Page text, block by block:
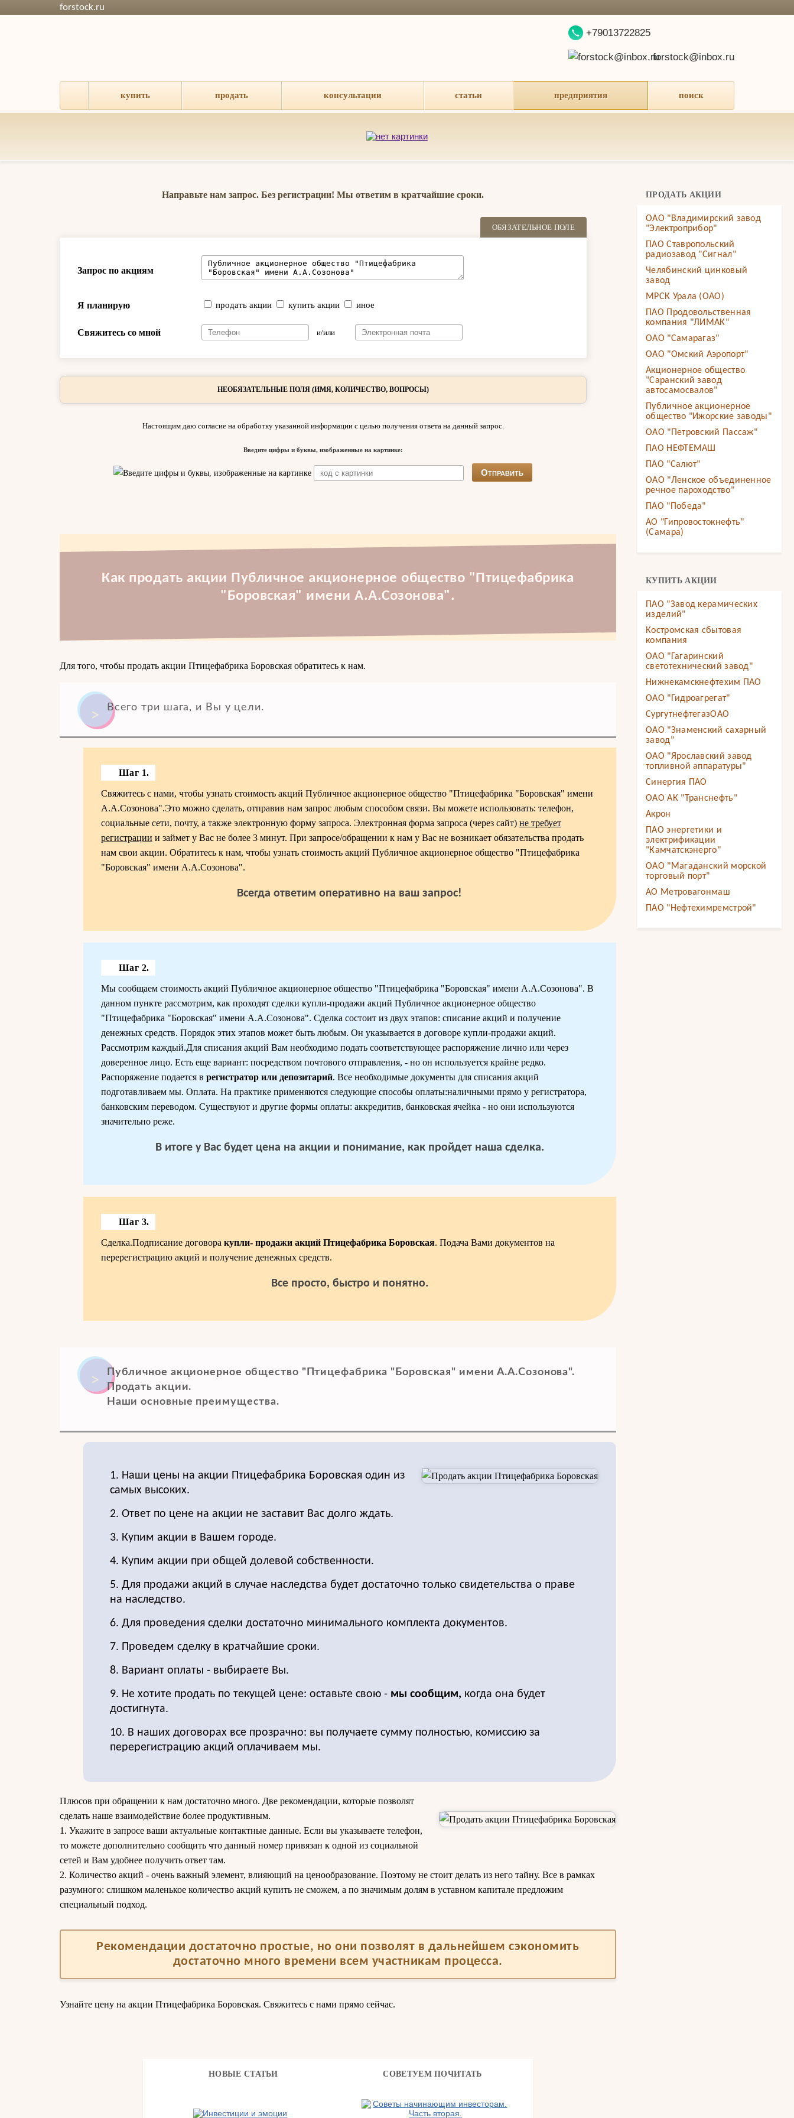
forstock.ru
+79013722825
forstock@inbox.ru
купить продать консультации статьи предприятия поиск
Направьте нам запрос. Без регистрации! Мы ответим в кратчайшие сроки.
ОБЯЗАТЕЛЬНОЕ ПОЛЕ
Запрос по акциям
Я планирую продать акции купить акции иное
Свяжитесь со мной и/или
НЕОБЯЗАТЕЛЬНЫЕ ПОЛЯ (ИМЯ, КОЛИЧЕСТВО, ВОПРОСЫ)
Настоящим даю согласие на обработку указанной информации с целью получения ответа на данный запрос.
Введите цифры и буквы, изображенные на картинке:
Как продать акции Публичное акционерное общество "Птицефабрика
"Боровская" имени А.А.Созонова".
Для того, чтобы продать акции Птицефабрика Боровская обратитесь к нам.
Всего три шага, и Вы у цели.
Шаг 1.
Свяжитесь с нами, чтобы узнать стоимость акций Публичное акционерное общество "Птицефабрика "Боровская" имени
А.А.Созонова".Это можно сделать, отправив нам запрос любым способом связи. Вы можете использовать: телефон,
социальные сети, почту, а также электронную форму запроса. Электронная форма запроса (через сайт) не требует
регистрации и займет у Вас не более 3 минут. При запросе/обращении к нам у Вас не возникает обязательства продать
нам свои акции. Обратитесь к нам, чтобы узнать стоимость акций Публичное акционерное общество "Птицефабрика
"Боровская" имени А.А.Созонова".
Всегда ответим оперативно на ваш запрос!
Шаг 2.
Мы сообщаем стоимость акций Публичное акционерное общество "Птицефабрика "Боровская" имени А.А.Созонова". В
данном пункте рассмотрим, как проходят сделки купли-продажи акций Публичное акционерное общество
"Птицефабрика "Боровская" имени А.А.Созонова". Сделка состоит из двух этапов: списание акций и получение
денежных средств. Порядок этих этапов может быть любым. Он указывается в договоре купли-продажи акций.
Рассмотрим каждый.Для списания акций Вам необходимо подать соответствующее распоряжение лично или через
доверенное лицо. Есть еще вариант: посредством почтового отправления, - но он используется крайне редко.
Распоряжение подается в регистратор или депозитарий. Все необходимые документы для списания акций
подготавливаем мы. Оплата. На практике применяются следующие способы оплаты:наличными прямо у регистратора,
банковским переводом. Существуют и другие формы оплаты: аккредитив, банковская ячейка - но они используются
значительно реже.
В итоге у Вас будет цена на акции и понимание, как пройдет наша сделка.
Шаг 3.
Сделка.Подписание договора купли- продажи акций Птицефабрика Боровская. Подача Вами документов на
перерегистрацию акций и получение денежных средств.
Все просто, быстро и понятно.
Публичное акционерное общество "Птицефабрика "Боровская" имени А.А.Созонова".
Продать акции.
Наши основные преимущества.
1. Наши цены на акции Птицефабрика Боровская один из
самых высоких.
2. Ответ по цене на акции не заставит Вас долго ждать.
3. Купим акции в Вашем городе.
4. Купим акции при общей долевой собственности.
5. Для продажи акций в случае наследства будет достаточно только свидетельства о праве
на наследство.
6. Для проведения сделки достаточно минимального комплекта документов.
7. Проведем сделку в кратчайшие сроки.
8. Вариант оплаты - выбираете Вы.
9. Не хотите продать по текущей цене: оставьте свою - мы сообщим, когда она будет
достигнута.
10. В наших договорах все прозрачно: вы получаете сумму полностью, комиссию за
перерегистрацию акций оплачиваем мы.
Плюсов при обращении к нам достаточно много. Две рекомендации, которые позволят
сделать наше взаимодействие более продуктивным.
1. Укажите в запросе ваши актуальные контактные данные. Если вы указываете телефон,
то можете дополнительно сообщить что данный номер привязан к одной из социальной
сетей и Вам удобнее получить ответ там.
2. Количество акций - очень важный элемент, влияющий на ценообразование. Поэтому не стоит делать из него тайну. Все в рамках
разумного: слишком маленькое количество акций купить не сможем, а по значимым долям в уставном капитале предложим
специальный подход.
Рекомендации достаточно простые, но они позволят в дальнейшем сэкономить
достаточно много времени всем участникам процесса.
Узнайте цену на акции Птицефабрика Боровская. Свяжитесь с нами прямо сейчас.
НОВЫЕ СТАТЬИ СОВЕТУЕМ ПОЧИТАТЬ
ПРОДАТЬ АКЦИИ
ОАО "Владимирский завод
"Электроприбор"
ПАО Ставропольский
радиозавод "Сигнал"
Челябинский цинковый
завод
МРСК Урала (ОАО)
ПАО Продовольственная
компания "ЛИМАК"
ОАО "Самарагаз"
ОАО "Омский Аэропорт"
Акционерное общество
"Саранский завод
автосамосвалов"
Публичное акционерное
общество "Ижорские заводы"
ОАО "Петровский Пассаж"
ПАО НЕФТЕМАШ
ПАО "Салют"
ОАО "Ленское объединенное
речное пароходство"
ПАО "Победа"
АО "Гипровостокнефть"
(Самара)
КУПИТЬ АКЦИИ
ПАО "Завод керамических
изделий"
Костромская сбытовая
компания
ОАО "Гагаринский
светотехнический завод"
Нижнекамскнефтехим ПАО
ОАО "Гидроагрегат"
СургутнефтегазОАО
ОАО "Знаменский сахарный
завод"
ОАО "Ярославский завод
топливной аппаратуры"
Синергия ПАО
ОАО АК "Транснефть"
Акрон
ПАО энергетики и
электрификации
"Камчатскэнерго"
ОАО "Магаданский морской
торговый порт"
АО Метровагонмаш
ПАО "Нефтехимремстрой"